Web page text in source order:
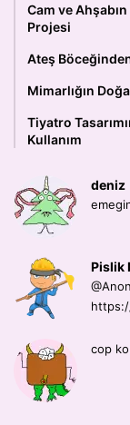
Cam ve
Projesi
Ateş
Mimarlığın
Tiyatro
Kullanım
deniz
Pislik
cop